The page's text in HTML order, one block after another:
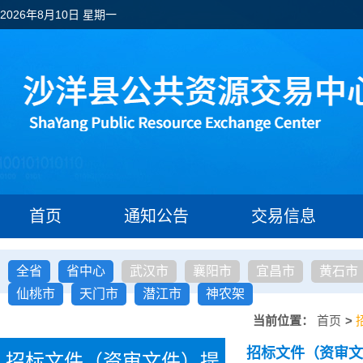
2026年8月10日 星期一
首页 通知公告 交易信息
全省 省中心 武汉市 襄阳市 宜昌市
黄石市
仙桃市
天门市 潜江市
神农架
当前位置： 首页 >
招标文件（资审